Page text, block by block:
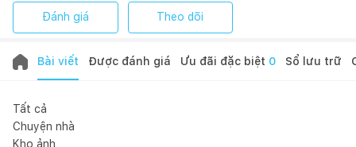
Đánh giá Theo dõi
Bài viết Được đánh giá Ưu đãi đặc biệt 0 Sổ lưu trữ
Tất cả
Chuyện nhà
Kho ảnh